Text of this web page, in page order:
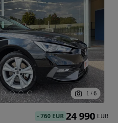
1 / 6
-760 EUR 24 990 EUR